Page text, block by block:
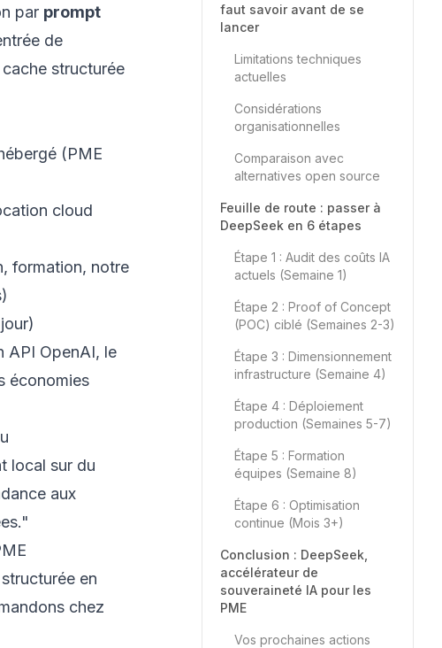
faut savoir avant de se
lancer
Limitations techniques
actuelles
Considérations
organisationnelles
Comparaison avec
alternatives open source
Feuille de route : passer à
DeepSeek en 6 étapes
Étape 1 : Audit des coûts IA
actuels (Semaine 1)
Étape 2 : Proof of Concept
(POC) ciblé (Semaines 2-3)
Étape 3 : Dimensionnement
infrastructure (Semaine 4)
Étape 4 : Déploiement
production (Semaines 5-7)
Étape 5 : Formation
équipes (Semaine 8)
Étape 6 : Optimisation
continue (Mois 3+)
Conclusion : DeepSeek,
accélérateur de
souveraineté IA pour les
PME
Vos prochaines actions
par prompt
de
structurée
(PME
cloud
formation, notre
API OpenAI, le
économies
local sur du
aux
en
chez